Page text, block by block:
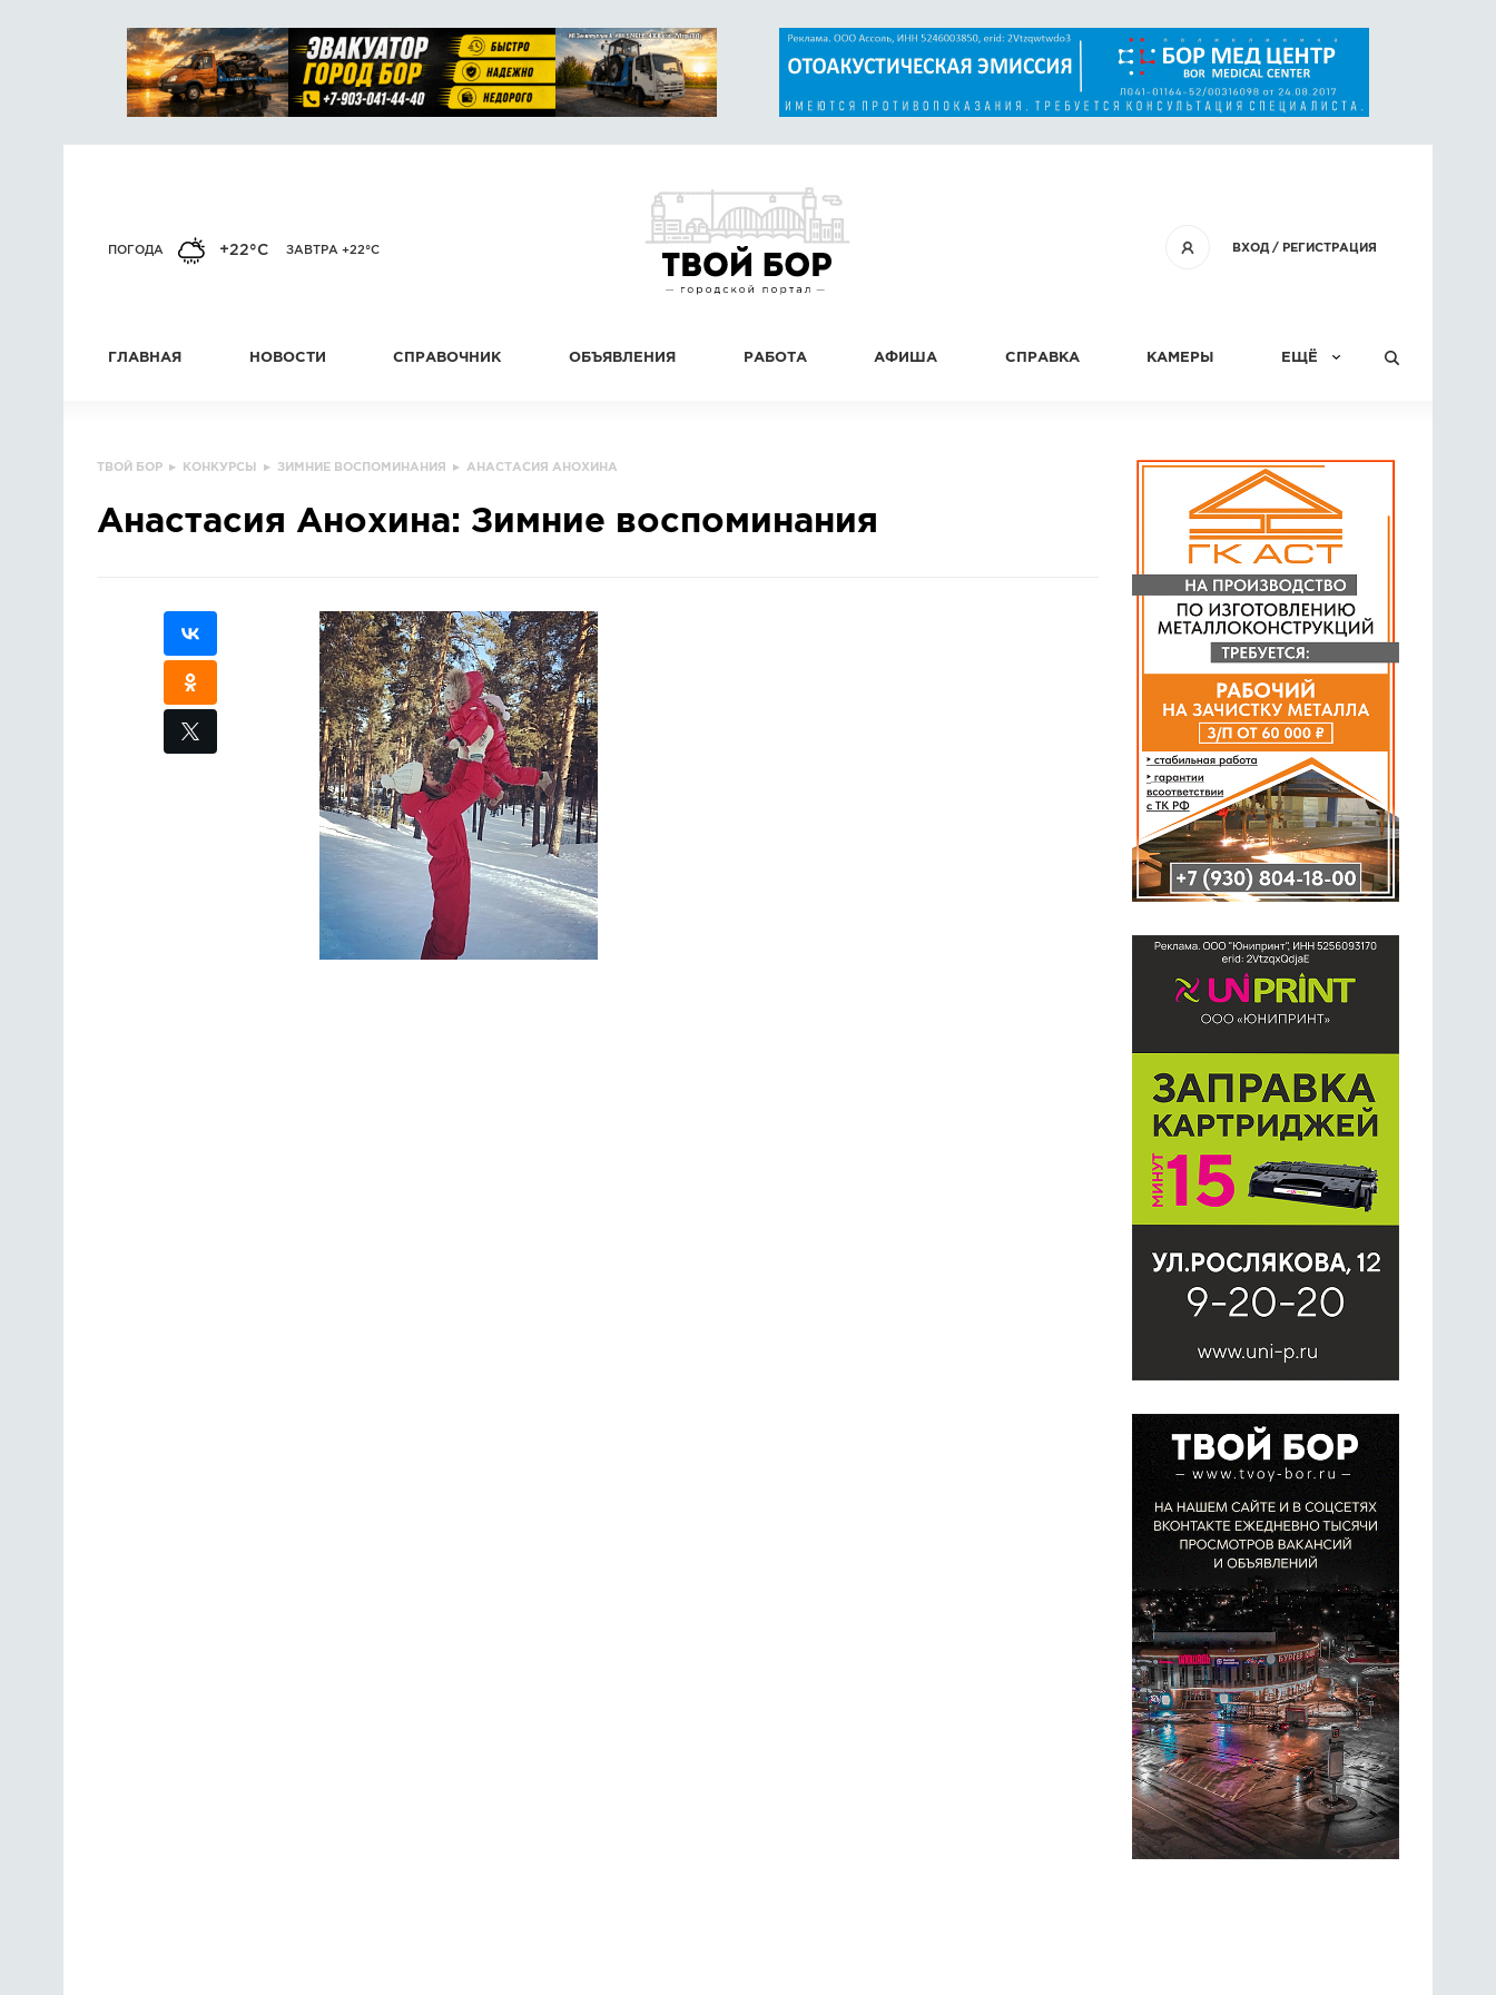
ВХОД/ РЕГИСТРАЦИЯ
ПОГОДА +22°C ЗАВТРА +22°C
ГЛАВНАЯ НОВОСТИ СПРАВОЧНИК ОБЪЯВЛЕНИЯ РАБОТА АФИША СПРАВКА КАМЕРЫ ЕЩЁ
СТАТЬИ
ГОЛОСОВАНИЯ
ПРЕДЛОЖИТЬ НОВОСТЬ
ФОТО
ТВОЙ БОР ▸ КОНКУРСЫ ▸ ЗИМНИЕ ВОСПОМИНАНИЯ ▸ АНАСТАСИЯ АНОХИНА
Анастасия Анохина: Зимние воспоминания